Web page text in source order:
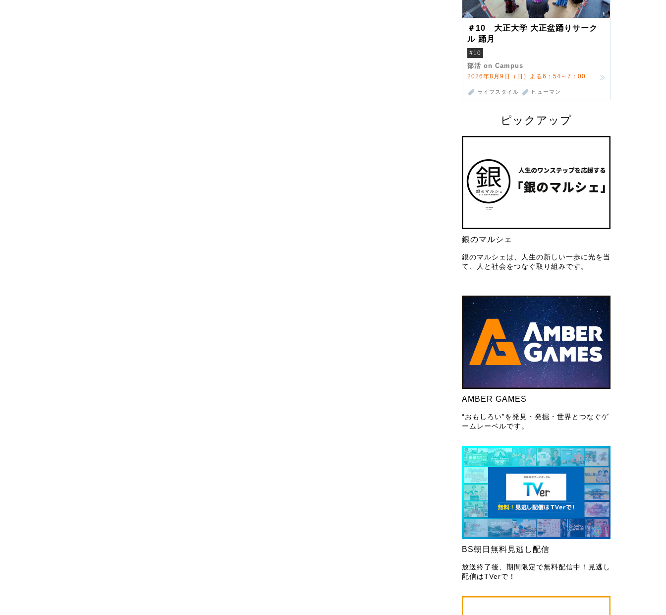
＃10 大正大学 大正盆踊りサーク
ル 踊月
#10
部活 on Campus
2026年8月9日（日）よる6：54～7：00
ライフスタイル ヒューマン
ピックアップ
銀のマルシェ
銀のマルシェは、人生の新しい一歩に光を当
て、人と社会をつなぐ取り組みです。
AMBER GAMES
“おもしろい”を発見・発掘・世界とつなぐゲ
ームレーベルです。
BS朝日無料見逃し配信
放送終了後、期間限定で無料配信中！見逃し
配信はTVerで！